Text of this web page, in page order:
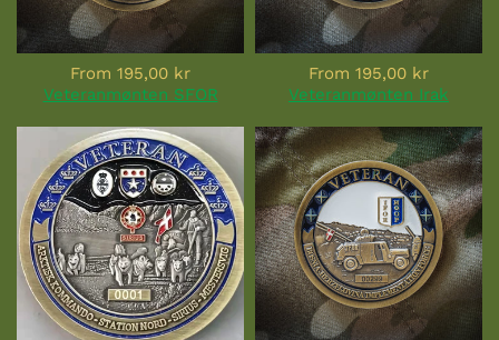
From 195,00 kr
Veteranmønten SFOR
From 195,00 kr
Veteranmønten Irak